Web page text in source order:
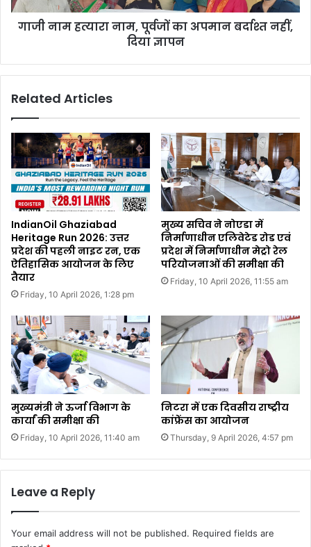
गाजी नाम हत्यारा नाम, पूर्वजों का अपमान बर्दाश्त नहीं,
दिया ज्ञापन
Related Articles
IndianOil Ghaziabad
Heritage Run 2026: उत्तर
प्रदेश की पहली नाइट रन, एक
ऐतिहासिक आयोजन के लिए
तैयार
Friday, 10 April 2026, 1:28 pm
मुख्य सचिव ने नोएडा में
निर्माणाधीन एलिवेटेड रोड एवं
प्रदेश में निर्माणाधीन मेट्रो रेल
परियोजनाओं की समीक्षा की
Friday, 10 April 2026, 11:55 am
मुख्यमंत्री ने ऊर्जा विभाग के
कार्यां की समीक्षा की
Friday, 10 April 2026, 11:40 am
निटरा में एक दिवसीय राष्ट्रीय
कांफ्रेंस का आयोजन
Thursday, 9 April 2026, 4:57 pm
Leave a Reply
Your email address will not be published. Required fields are